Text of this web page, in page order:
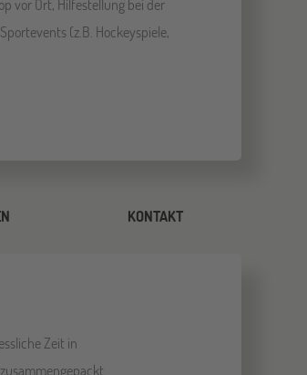
vor Ort, Hilfestellung bei der
(z.B. Hockeyspiele,
KONTAKT
Zeit in